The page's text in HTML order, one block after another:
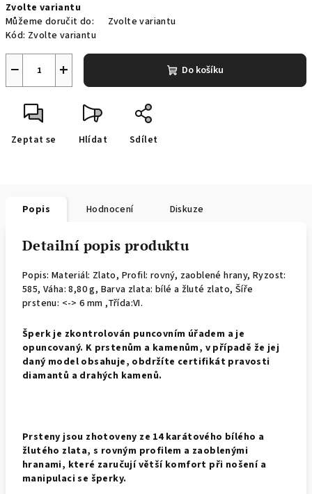
cena:
Zvolte variantu
Můžeme doručit do:
Zvolte variantu
Kód: Zvolte variantu
+
− Do košíku
Zeptat se Hlídat Sdílet
Popis Hodnocení Diskuze
Detailní popis produktu
Popis: Materiál: Zlato, Profil: rovný, zaoblené hrany, Ryzost:
585, Váha: 8,80 g, Barva zlata: bílé a žluté zlato, Šíře
prstenu: <-> 6 mm ,Třída:VI.
Šperk je zkontrolován puncovním úřadem a je
opuncovaný. K prstenům a kamenům, v případě že jej
daný model obsahuje, obdržíte certifikát pravosti
diamantů a drahých kamenů.
Prsteny jsou zhotoveny ze 14 karátového bílého a
žlutého zlata, s rovným profilem a zaoblenými
hranami, které zaručují větší komfort při nošení a
manipulaci se šperky.